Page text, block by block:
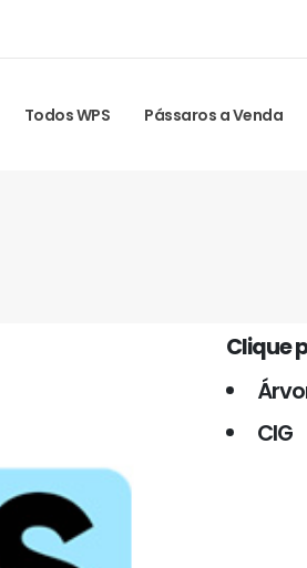
Todos WPS Pássaros a Venda
Clique
CIG